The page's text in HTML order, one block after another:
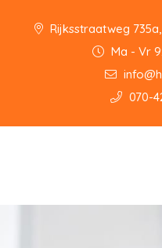
Rijksstraatweg
Ma - Vr
070-